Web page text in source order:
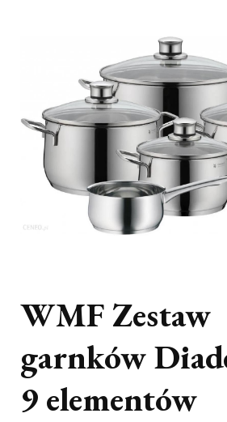
WMF Zestaw
garnków
9 elementów